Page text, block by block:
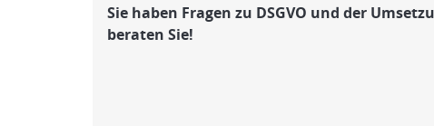
Sie haben Fragen zu DSGVO und der
beraten Sie!